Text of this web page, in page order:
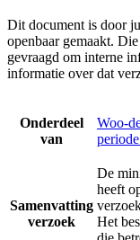
Dit document is door
openbaar gemaakt.
gevraagd om interne
informatie over dat
Onderdeel
van
Woo-
Samenvatting
verzoek
De
heeft
Het